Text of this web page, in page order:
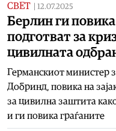
СВЕТ 12.07.2025
Берлин ги
подготват за
цивилната
Германскиот министер
Добринд, повика на
за цивилна заштита
и ги повика граѓаните